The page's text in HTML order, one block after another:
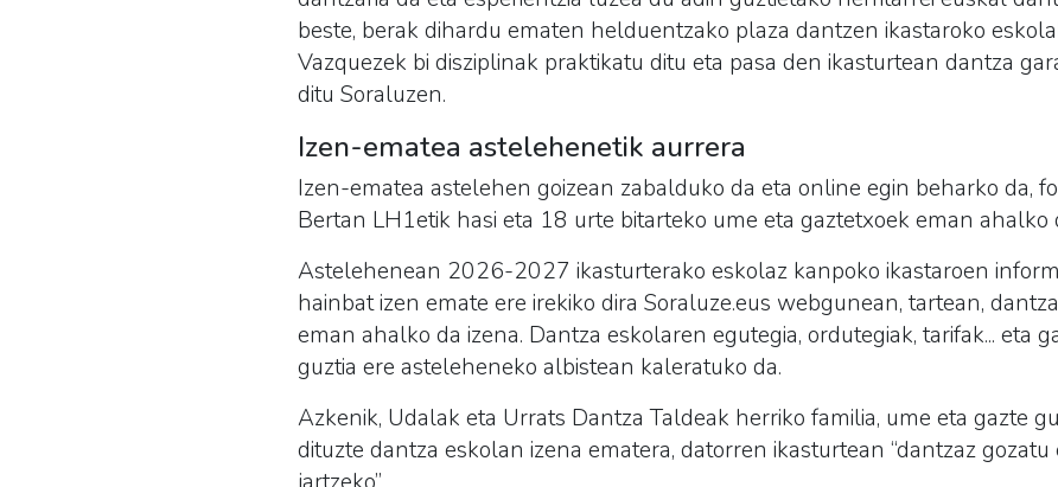
beste, berak dihardu ematen helduentzako plaza dantzen ikastaroko
Vazquezek bi disziplinak praktikatu ditu eta pasa den ikasturtean dantza
ditu Soraluzen.
Izen-ematea astelehenetik aurrera
Izen-ematea astelehen goizean zabalduko da eta online egin beharko da,
Bertan LH1etik hasi eta 18 urte bitarteko ume eta gaztetxoek eman ahalko
Astelehenean 2026-2027 ikasturterako eskolaz kanpoko ikastaroen
hainbat izen emate ere irekiko dira Soraluze.eus webgunean, tartean,
eman ahalko da izena. Dantza eskolaren egutegia, ordutegiak, tarifak... eta
guztia ere asteleheneko albistean kaleratuko da.
Azkenik, Udalak eta Urrats Dantza Taldeak herriko familia, ume eta gazte
dituzte dantza eskolan izena ematera, datorren ikasturtean “dantzaz